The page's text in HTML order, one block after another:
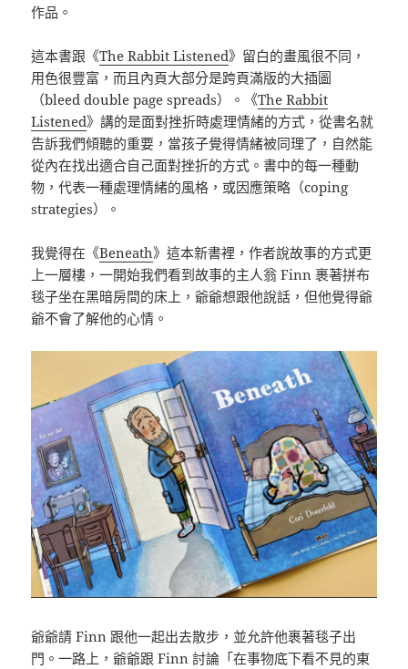
作品。
這本書跟《The Rabbit Listened》留白的畫風很不同，
用色很豐富，而且內頁大部分是跨頁滿版的大插圖
（bleed double page spreads）。《The Rabbit
Listened》講的是面對挫折時處理情緒的方式，從書名就
告訴我們傾聽的重要，當孩子覺得情緒被同理了，自然能
從內在找出適合自己面對挫折的方式。書中的每一種動
物，代表一種處理情緒的風格，或因應策略（coping
strategies）。
我覺得在《Beneath》這本新書裡，作者說故事的方式更
上一層樓，一開始我們看到故事的主人翁 Finn 裹著拼布
毯子坐在黑暗房間的床上，爺爺想跟他說話，但他覺得爺
爺不會了解他的心情。
爺爺請 Finn 跟他一起出去散步，並允許他裹著毯子出
門。一路上，爺爺跟 Finn 討論「在事物底下看不見的東